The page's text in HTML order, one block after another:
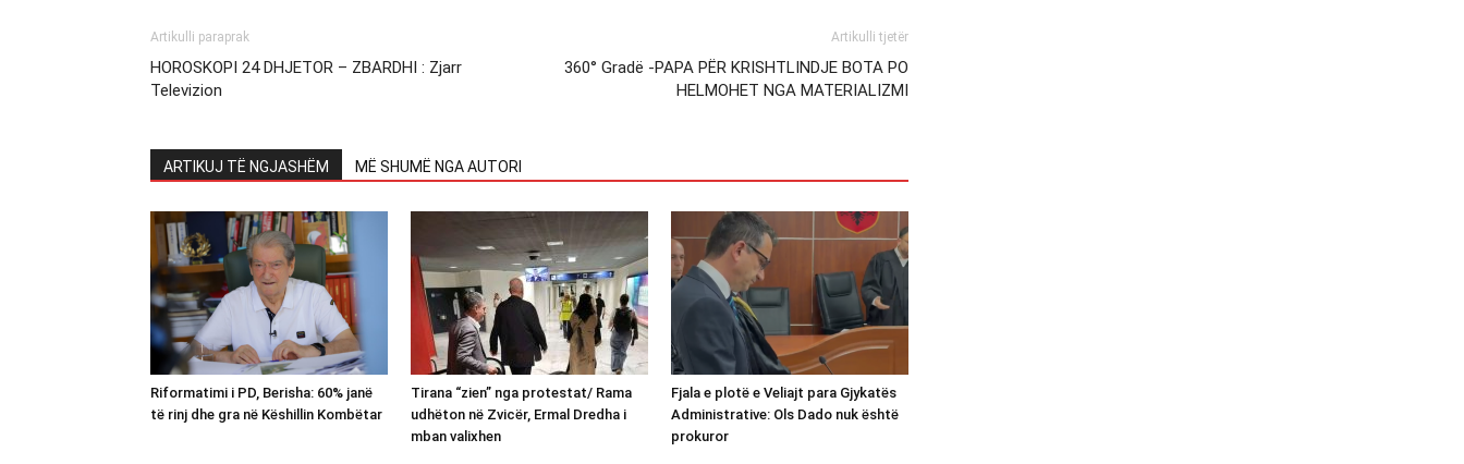
Artikulli paraprak
HOROSKOPI 24 DHJETOR – ZBARDHI : Zjarr
Televizion
Artikulli tjetër
360° Gradë -PAPA PËR KRISHTLINDJE BOTA PO
HELMOHET NGA MATERIALIZMI
ARTIKUJ TË NGJASHËM MË SHUMË NGA AUTORI
Riformatimi i PD, Berisha: 60% janë
të rinj dhe gra në Këshillin Kombëtar
Tirana “zien” nga protestat/ Rama
udhëton në Zvicër, Ermal Dredha i
mban valixhen
Fjala e plotë e Veliajt para Gjykatës
Administrative: Ols Dado nuk është
prokuror